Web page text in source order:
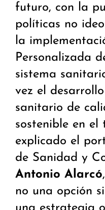
futuro, con la
políticas no
la
Personalizada
sistema
vez el
sanitario de
sostenible en el
explicado el
de Sanidad y
Antonio Alarcó
no una opción